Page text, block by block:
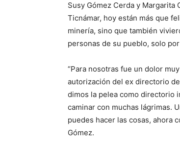
Susy Gómez Cerda y Margarita
Ticnámar, hoy están más que
minería, sino que también
personas de su pueblo, solo
“Para nosotras fue un dolor
autorización del ex directorio
dimos la pelea como directorio
caminar con muchas lágrimas.
puedes hacer las cosas, ahora
Gómez.